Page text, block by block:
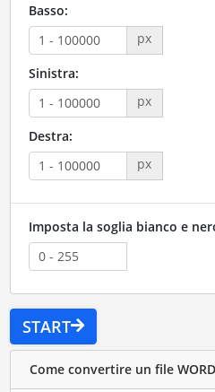
Basso:
px
Sinistra:
px
Destra:
px
Imposta la soglia bianco e
START
Come convertire un file